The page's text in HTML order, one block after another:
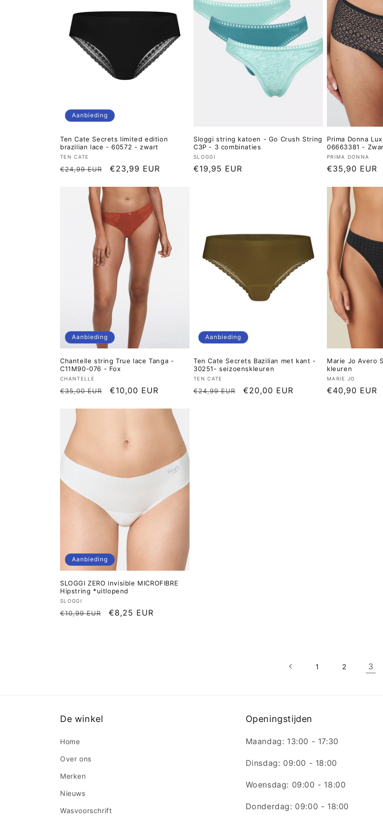
Aanbieding
Ten Cate Secrets limited edition
brazilian lace - 60572 - zwart
Verkoper:
TEN CATE
Normale
€24,99 EUR Aanbiedingsprijs
€23,99 EUR
Sloggi string katoen - Go Crush String
C3P - 3 combinaties
Verkoper:
SLOGGI
Normale
€19,95 EUR
Prima Donna
06663381 -
Verkoper:
PRIMA DONNA
Normale
€35,90 EUR
Aanbieding
Chantelle string True lace Tanga -
C11M90-076 - Fox
Verkoper:
CHANTELLE
Normale
€35,00 EUR Aanbiedingsprijs
€10,00 EUR
Aanbieding
Ten Cate Secrets Bazilian met kant -
30251- seizoenskleuren
Verkoper:
TEN CATE
Normale
€24,99 EUR Aanbiedingsprijs
€20,00 EUR
Marie Jo Avero
kleuren
Verkoper:
MARIE JO
Normale
€40,90 EUR
Aanbieding
SLOGGI ZERO invisible MICROFIBRE
Hipstring *uitlopend
Verkoper:
SLOGGI
Normale
€10,99 EUR Aanbiedingsprijs
€8,25 EUR
1 2 3
De winkel
Home
Over ons
Merken
Nieuws
Wasvoorschrift
Openingstijden
Maandag: 13:00 - 17:30
Dinsdag: 09:00 - 18:00
Woensdag: 09:00 - 18:00
Donderdag: 09:00 - 18:00